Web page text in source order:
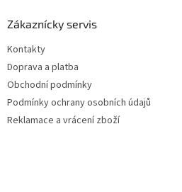
Zákaznícky servis
Kontakty
Doprava a platba
Obchodní podmínky
Podmínky ochrany osobních údajů
Reklamace a vrácení zboží